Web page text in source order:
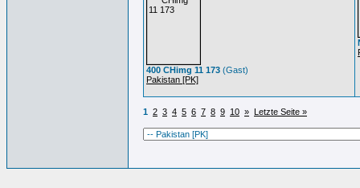
400 CHimg 11 173 (Gast)
Pakistan [PK]
1 2 3 4 5 6 7 8 9 10 » Letzte Seite »